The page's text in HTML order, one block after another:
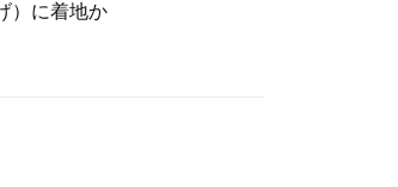
）に着地か